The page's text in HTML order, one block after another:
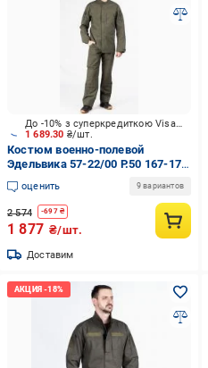
1 689.30 ₴/шт.
До -10% з суперкредиткою Visa Вигода
Костюм военно-полевой
Эдельвика 57-22/00 Р.50 167-173
см р.L
оценить 9 вариантов
2 574 -697₴
1 877 ₴/шт.
Доставим